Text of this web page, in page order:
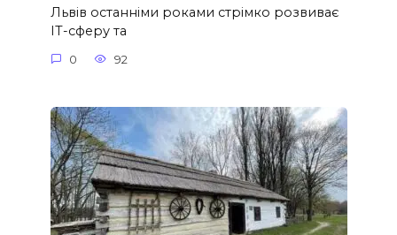
Львів останніми роками стрімко розвиває
ІТ-сферу та
0 92